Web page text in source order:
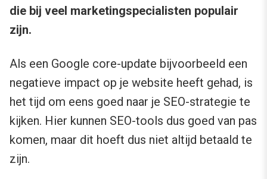
die bij veel marketingspecialisten populair
zijn.
Als een Google core-update bijvoorbeeld een
negatieve impact op je website heeft gehad, is
het tijd om eens goed naar je SEO-strategie te
kijken. Hier kunnen SEO-tools dus goed van pas
komen, maar dit hoeft dus niet altijd betaald te
zijn.